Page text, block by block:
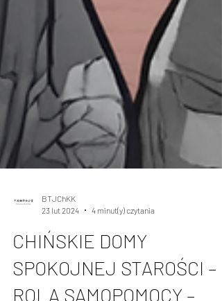
23 lut 2024
CHIŃSKIE DOMY
SPOKOJNEJ STAROŚCI –